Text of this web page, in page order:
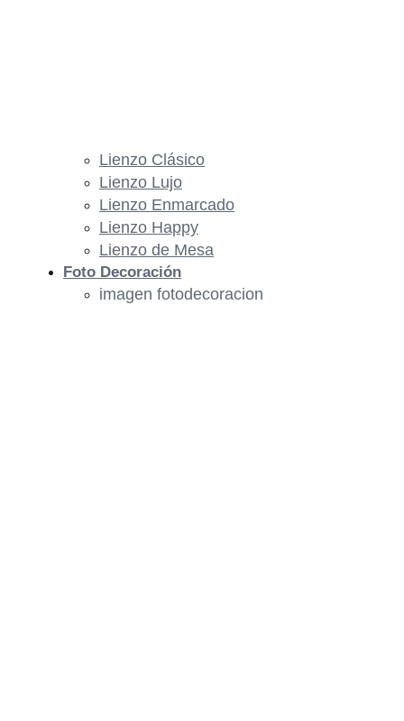
Lienzo Clásico
Lienzo Lujo
Lienzo Enmarcado
Lienzo Happy
Lienzo de Mesa
Foto Decoración
imagen fotodecoracion